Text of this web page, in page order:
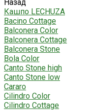
Назад
Кашпо LECHUZA
Bacino Cottage
Balconera Color
Balconera Cottage
Balconera Stone
Bola Color
Canto Stone high
Canto Stone low
Cararo
Cilindro Color
Cilindro Cottage